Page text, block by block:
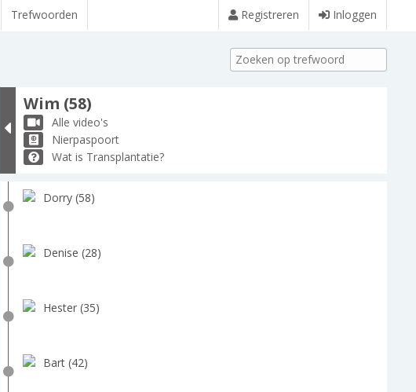
Trefwoorden Registreren Inloggen
Wim (58)
Alle video's
Nierpaspoort
Wat is Transplantatie?
Dorry (58)
Denise (28)
Hester (35)
Bart (42)